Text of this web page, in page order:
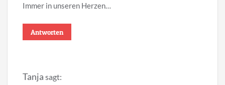
Immer in unseren Herzen…
Antworten
Tanja sagt: